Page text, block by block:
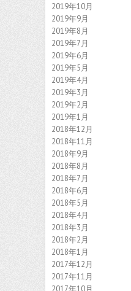
2019年10月
2019年9月
2019年8月
2019年7月
2019年6月
2019年5月
2019年4月
2019年3月
2019年2月
2019年1月
2018年12月
2018年11月
2018年9月
2018年8月
2018年7月
2018年6月
2018年5月
2018年4月
2018年3月
2018年2月
2018年1月
2017年12月
2017年11月
2017年10月